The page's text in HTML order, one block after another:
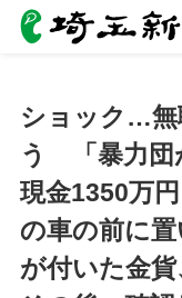
ショック…無
う 「暴力団
現金1350万
の車の前に
が付いた金